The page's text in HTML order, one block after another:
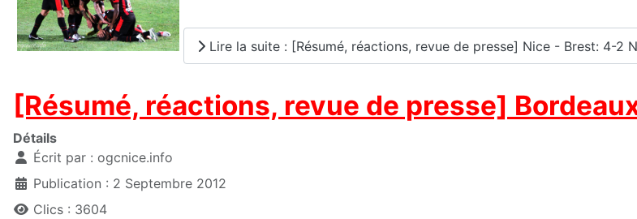
Lire la suite : [Résumé, réactions, revue de presse] Nice - Brest: 4-2
[Résumé, réactions, revue de presse]
Détails
Écrit par : ogcnice.info
Publication : 2 Septembre 2012
Clics : 3604